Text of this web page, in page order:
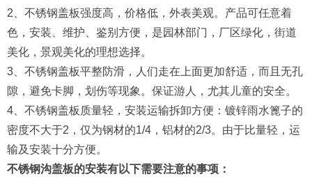
2、不锈钢盖板强度高，价格低，外表美观。产品可任意着
色，安装、维护、鉴别方便，是园林部门，厂区绿化，街道
美化，景观美化的理想选择。
3、不锈钢盖板平整防滑，人们走在上面更加舒适，而且无孔
隙，避免卡脚，划伤等现象。保证游人，尤其儿童的安全。
4、不锈钢盖板质量轻，安装运输拆卸方便：镀锌雨水篦子的
密度不大于2，仅为钢材的1/4，铝材的2/3。由于比量轻，运
输及安装十分方便。
不锈钢沟盖板的安装有以下需要注意的事项：